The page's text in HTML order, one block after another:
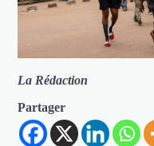
La Rédaction
Partager